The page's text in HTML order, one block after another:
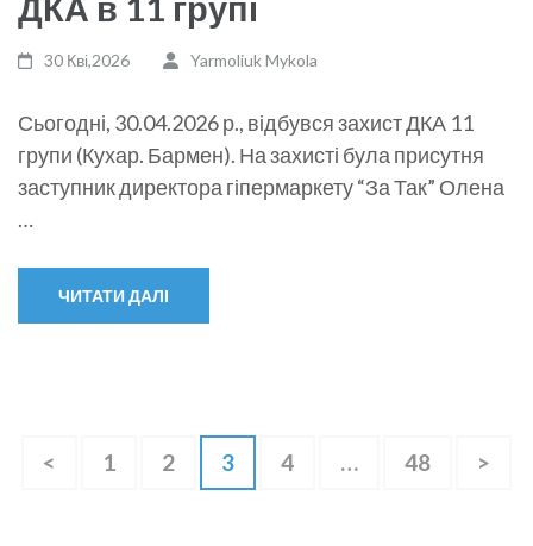
30 Кві,2026 Yarmoliuk Mykola
Сьогодні, 30.04.2026 р., відбувся захист ДКА 11
групи (Кухар. Бармен). На захисті була присутня
заступник директора гіпермаркету “За Так” Олена
…
ЧИТАТИ ДАЛІ
Posts
< Сторінку
1 Сторінку
2 Сторінку
3 Сторінку
4 … Сторінку
48 >